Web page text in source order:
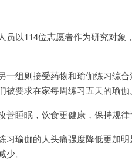
以114位志愿者作为研究对象
组则接受药物和瑜伽练习综合
要求在家每周练习五天的瑜伽。
睡眠，饮食更健康，保持规律
瑜伽的人头痛强度降低更加明
。